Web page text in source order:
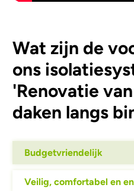
Wat zijn de
ons
'Renovatie
daken langs
Budgetvriendelijk
Veilig, comfortabel en